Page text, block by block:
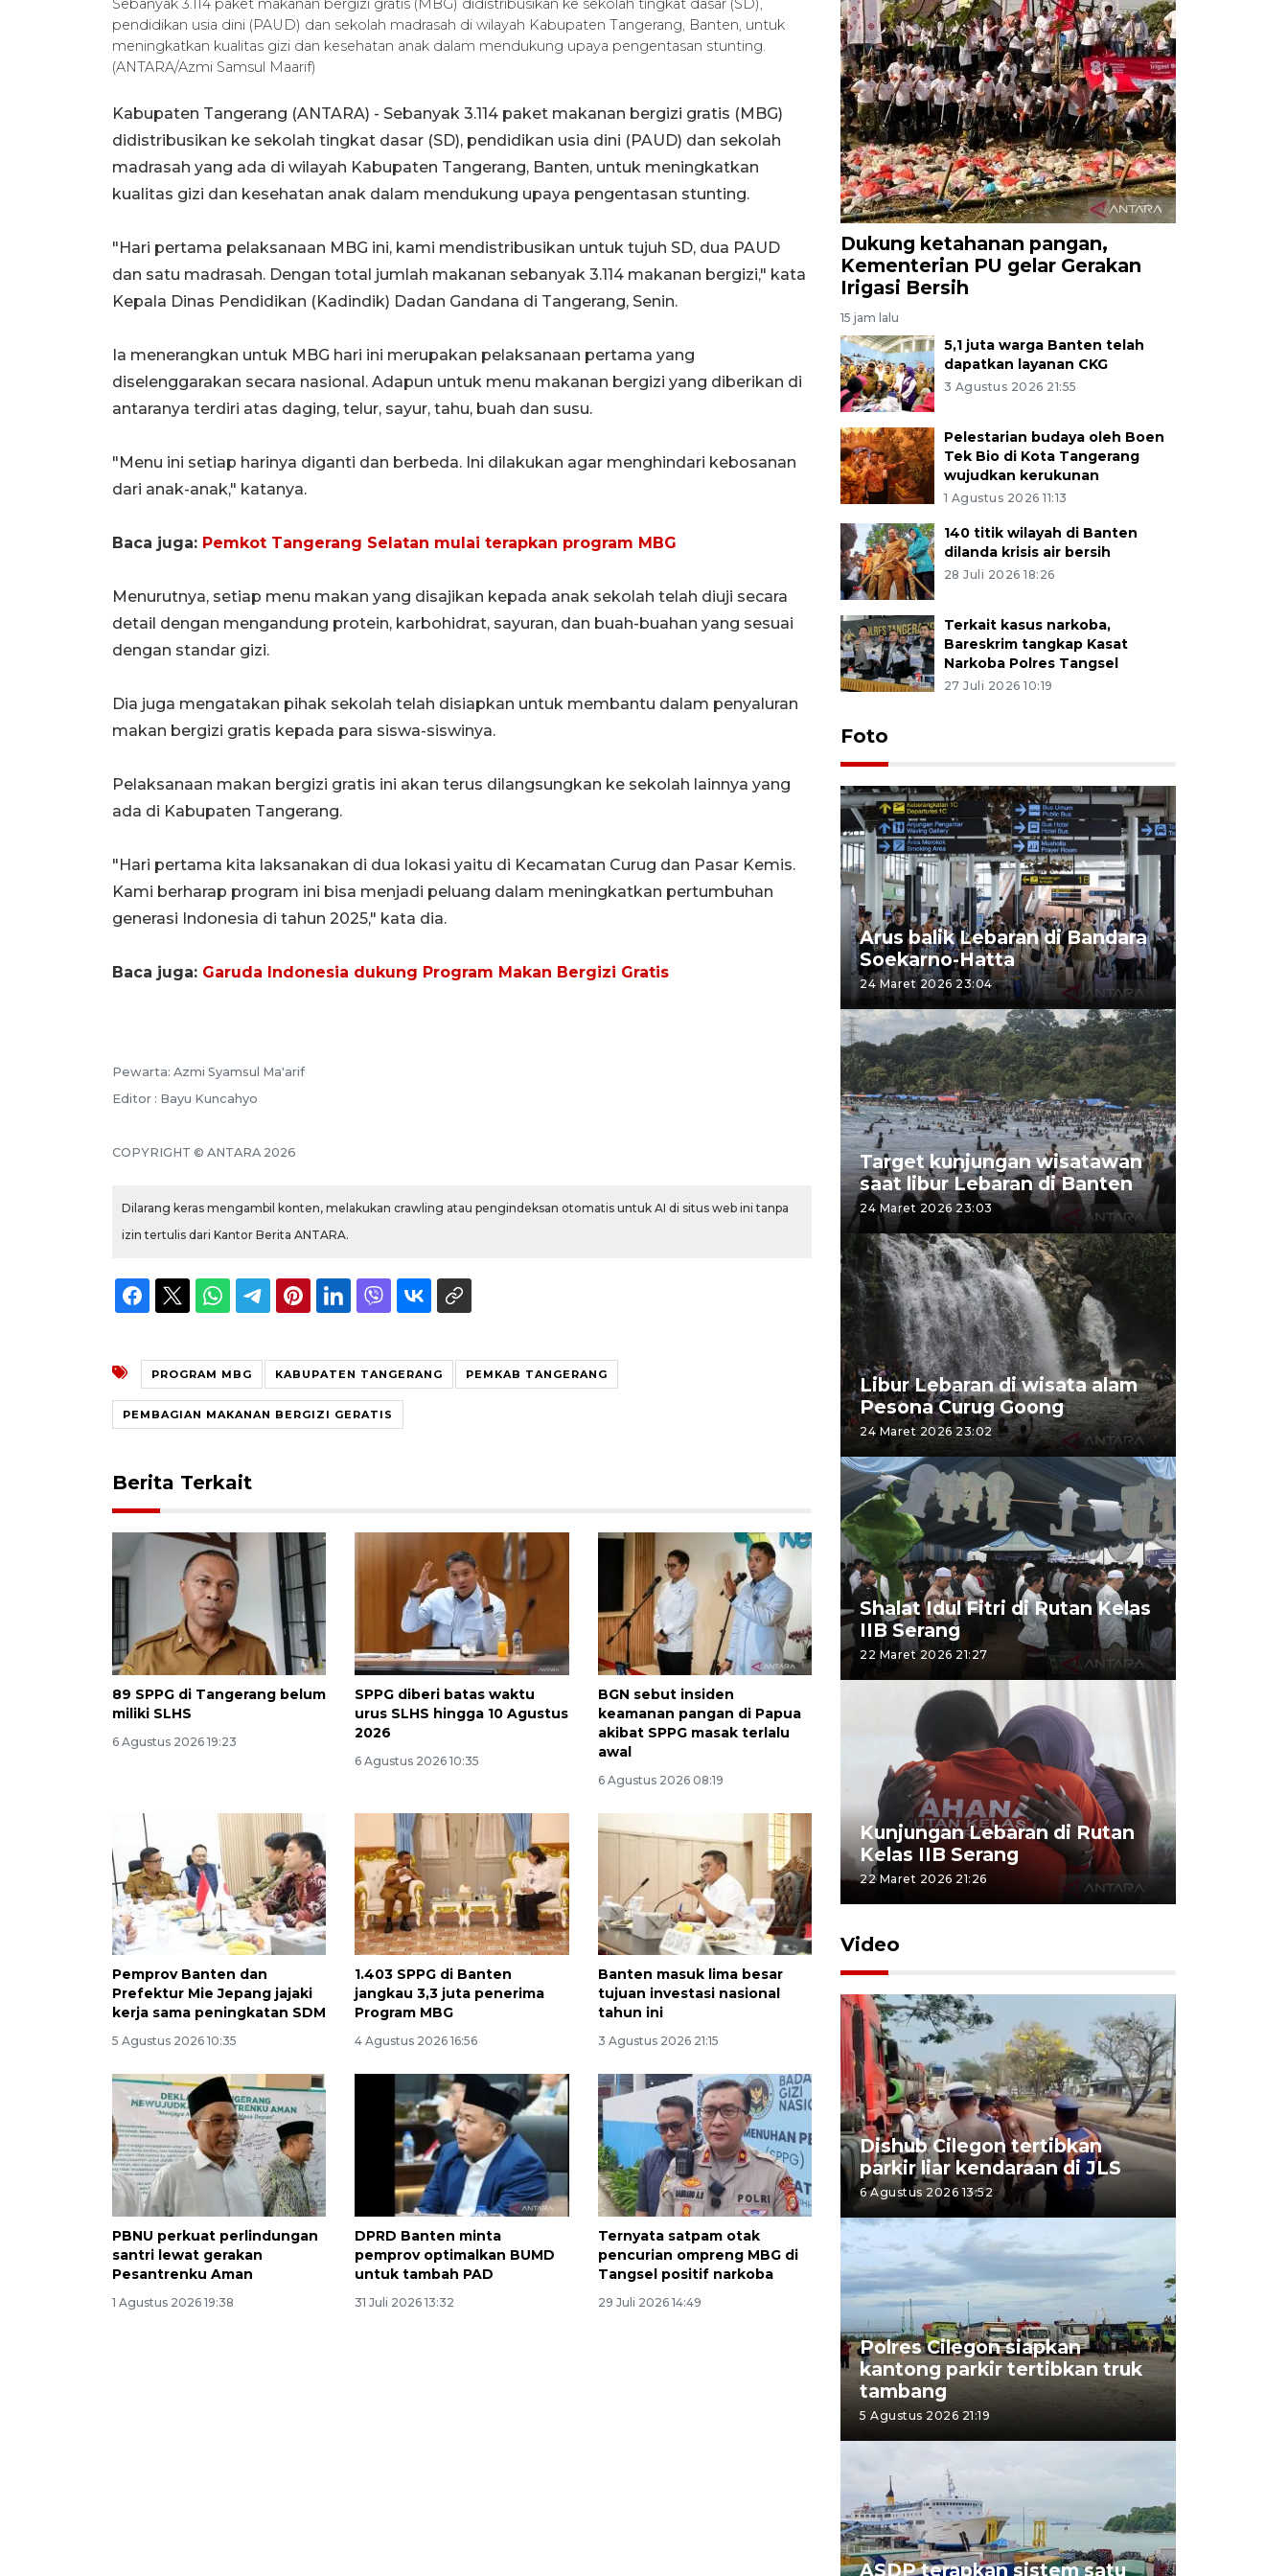
Sebanyak 3.114 paket makanan bergizi gratis (MBG) didistribusikan ke sekolah tingkat dasar (SD),
pendidikan usia dini (PAUD) dan sekolah madrasah di wilayah Kabupaten Tangerang, Banten, untuk
meningkatkan kualitas gizi dan kesehatan anak dalam mendukung upaya pengentasan stunting.
(ANTARA/Azmi Samsul Maarif)
Kabupaten Tangerang (ANTARA) - Sebanyak 3.114 paket makanan bergizi gratis (MBG)
didistribusikan ke sekolah tingkat dasar (SD), pendidikan usia dini (PAUD) dan sekolah
madrasah yang ada di wilayah Kabupaten Tangerang, Banten, untuk meningkatkan
kualitas gizi dan kesehatan anak dalam mendukung upaya pengentasan stunting.
"Hari pertama pelaksanaan MBG ini, kami mendistribusikan untuk tujuh SD, dua PAUD
dan satu madrasah. Dengan total jumlah makanan sebanyak 3.114 makanan bergizi," kata
Kepala Dinas Pendidikan (Kadindik) Dadan Gandana di Tangerang, Senin.
Ia menerangkan untuk MBG hari ini merupakan pelaksanaan pertama yang
diselenggarakan secara nasional. Adapun untuk menu makanan bergizi yang diberikan di
antaranya terdiri atas daging, telur, sayur, tahu, buah dan susu.
"Menu ini setiap harinya diganti dan berbeda. Ini dilakukan agar menghindari kebosanan
dari anak-anak," katanya.
Baca juga: Pemkot Tangerang Selatan mulai terapkan program MBG
Menurutnya, setiap menu makan yang disajikan kepada anak sekolah telah diuji secara
detail dengan mengandung protein, karbohidrat, sayuran, dan buah-buahan yang sesuai
dengan standar gizi.
Dia juga mengatakan pihak sekolah telah disiapkan untuk membantu dalam penyaluran
makan bergizi gratis kepada para siswa-siswinya.
Pelaksanaan makan bergizi gratis ini akan terus dilangsungkan ke sekolah lainnya yang
ada di Kabupaten Tangerang.
"Hari pertama kita laksanakan di dua lokasi yaitu di Kecamatan Curug dan Pasar Kemis.
Kami berharap program ini bisa menjadi peluang dalam meningkatkan pertumbuhan
generasi Indonesia di tahun 2025," kata dia.
Baca juga: Garuda Indonesia dukung Program Makan Bergizi Gratis
Pewarta: Azmi Syamsul Ma'arif
Editor : Bayu Kuncahyo
COPYRIGHT © ANTARA 2026
Dilarang keras mengambil konten, melakukan crawling atau pengindeksan otomatis untuk AI di situs web ini tanpa
izin tertulis dari Kantor Berita ANTARA.
PROGRAM MBG KABUPATEN TANGERANG PEMKAB TANGERANG
PEMBAGIAN MAKANAN BERGIZI GERATIS
Berita Terkait
89 SPPG di Tangerang belum
miliki SLHS
6 Agustus 2026 19:23
SPPG diberi batas waktu
urus SLHS hingga 10 Agustus
2026
6 Agustus 2026 10:35
BGN sebut insiden
keamanan pangan di Papua
akibat SPPG masak terlalu
awal
6 Agustus 2026 08:19
Pemprov Banten dan
Prefektur Mie Jepang jajaki
kerja sama peningkatan SDM
5 Agustus 2026 10:35
1.403 SPPG di Banten
jangkau 3,3 juta penerima
Program MBG
4 Agustus 2026 16:56
Banten masuk lima besar
tujuan investasi nasional
tahun ini
3 Agustus 2026 21:15
PBNU perkuat perlindungan
santri lewat gerakan
Pesantrenku Aman
1 Agustus 2026 19:38
DPRD Banten minta
pemprov optimalkan BUMD
untuk tambah PAD
31 Juli 2026 13:32
Ternyata satpam otak
pencurian ompreng MBG di
Tangsel positif narkoba
29 Juli 2026 14:49
Dukung ketahanan pangan,
Kementerian PU gelar Gerakan
Irigasi Bersih
15 jam lalu
5,1 juta warga Banten telah
dapatkan layanan CKG
3 Agustus 2026 21:55
Pelestarian budaya oleh Boen
Tek Bio di Kota Tangerang
wujudkan kerukunan
1 Agustus 2026 11:13
140 titik wilayah di Banten
dilanda krisis air bersih
28 Juli 2026 18:26
Terkait kasus narkoba,
Bareskrim tangkap Kasat
Narkoba Polres Tangsel
27 Juli 2026 10:19
Foto
Arus balik Lebaran di Bandara
Soekarno-Hatta
24 Maret 2026 23:04
Target kunjungan wisatawan
saat libur Lebaran di Banten
24 Maret 2026 23:03
Libur Lebaran di wisata alam
Pesona Curug Goong
24 Maret 2026 23:02
Shalat Idul Fitri di Rutan Kelas
IIB Serang
22 Maret 2026 21:27
Kunjungan Lebaran di Rutan
Kelas IIB Serang
22 Maret 2026 21:26
Video
Dishub Cilegon tertibkan
parkir liar kendaraan di JLS
6 Agustus 2026 13:52
Polres Cilegon siapkan
kantong parkir tertibkan truk
tambang
5 Agustus 2026 21:19
ASDP terapkan sistem satu